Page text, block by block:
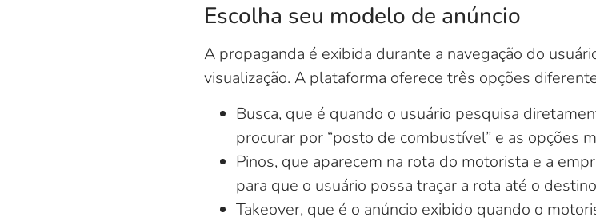
Escolha seu modelo de anúncio
A propaganda é exibida durante a navegação do
visualização. A plataforma oferece três opções
Busca, que é quando o usuário pesquisa
procurar por “posto de combustível” e as opções
Pinos, que aparecem na rota do motorista e a
para que o usuário possa traçar a rota até o
Takeover, que é o anúncio exibido quando o